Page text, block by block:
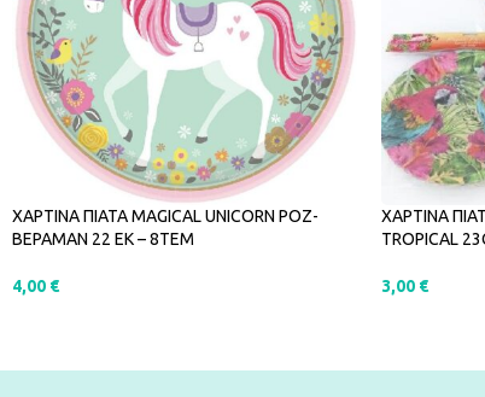
ΧΑΡΤΙΝΑ ΠΙΑΤΑ MAGICAL UNICORN ΡΟΖ-
ΒΕΡΑΜΑΝ 22 ΕΚ – 8ΤΕΜ
4,00 €
ΧΑΡΤΙΝΑ
TROPICAL
3,00 €